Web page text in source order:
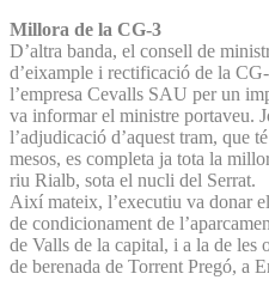
Millora de la CG-3
D’altra banda, el consell de
d’eixample i rectificació de la
l’empresa Cevalls SAU per un
va informar el ministre portaveu.
l’adjudicació d’aquest tram, que
mesos, es completa ja tota la
riu Rialb, sota el nucli del Serrat.
Així mateix, l’executiu va donar
de condicionament de
de Valls de la capital, i a la de les
de berenada de Torrent Pregó, a